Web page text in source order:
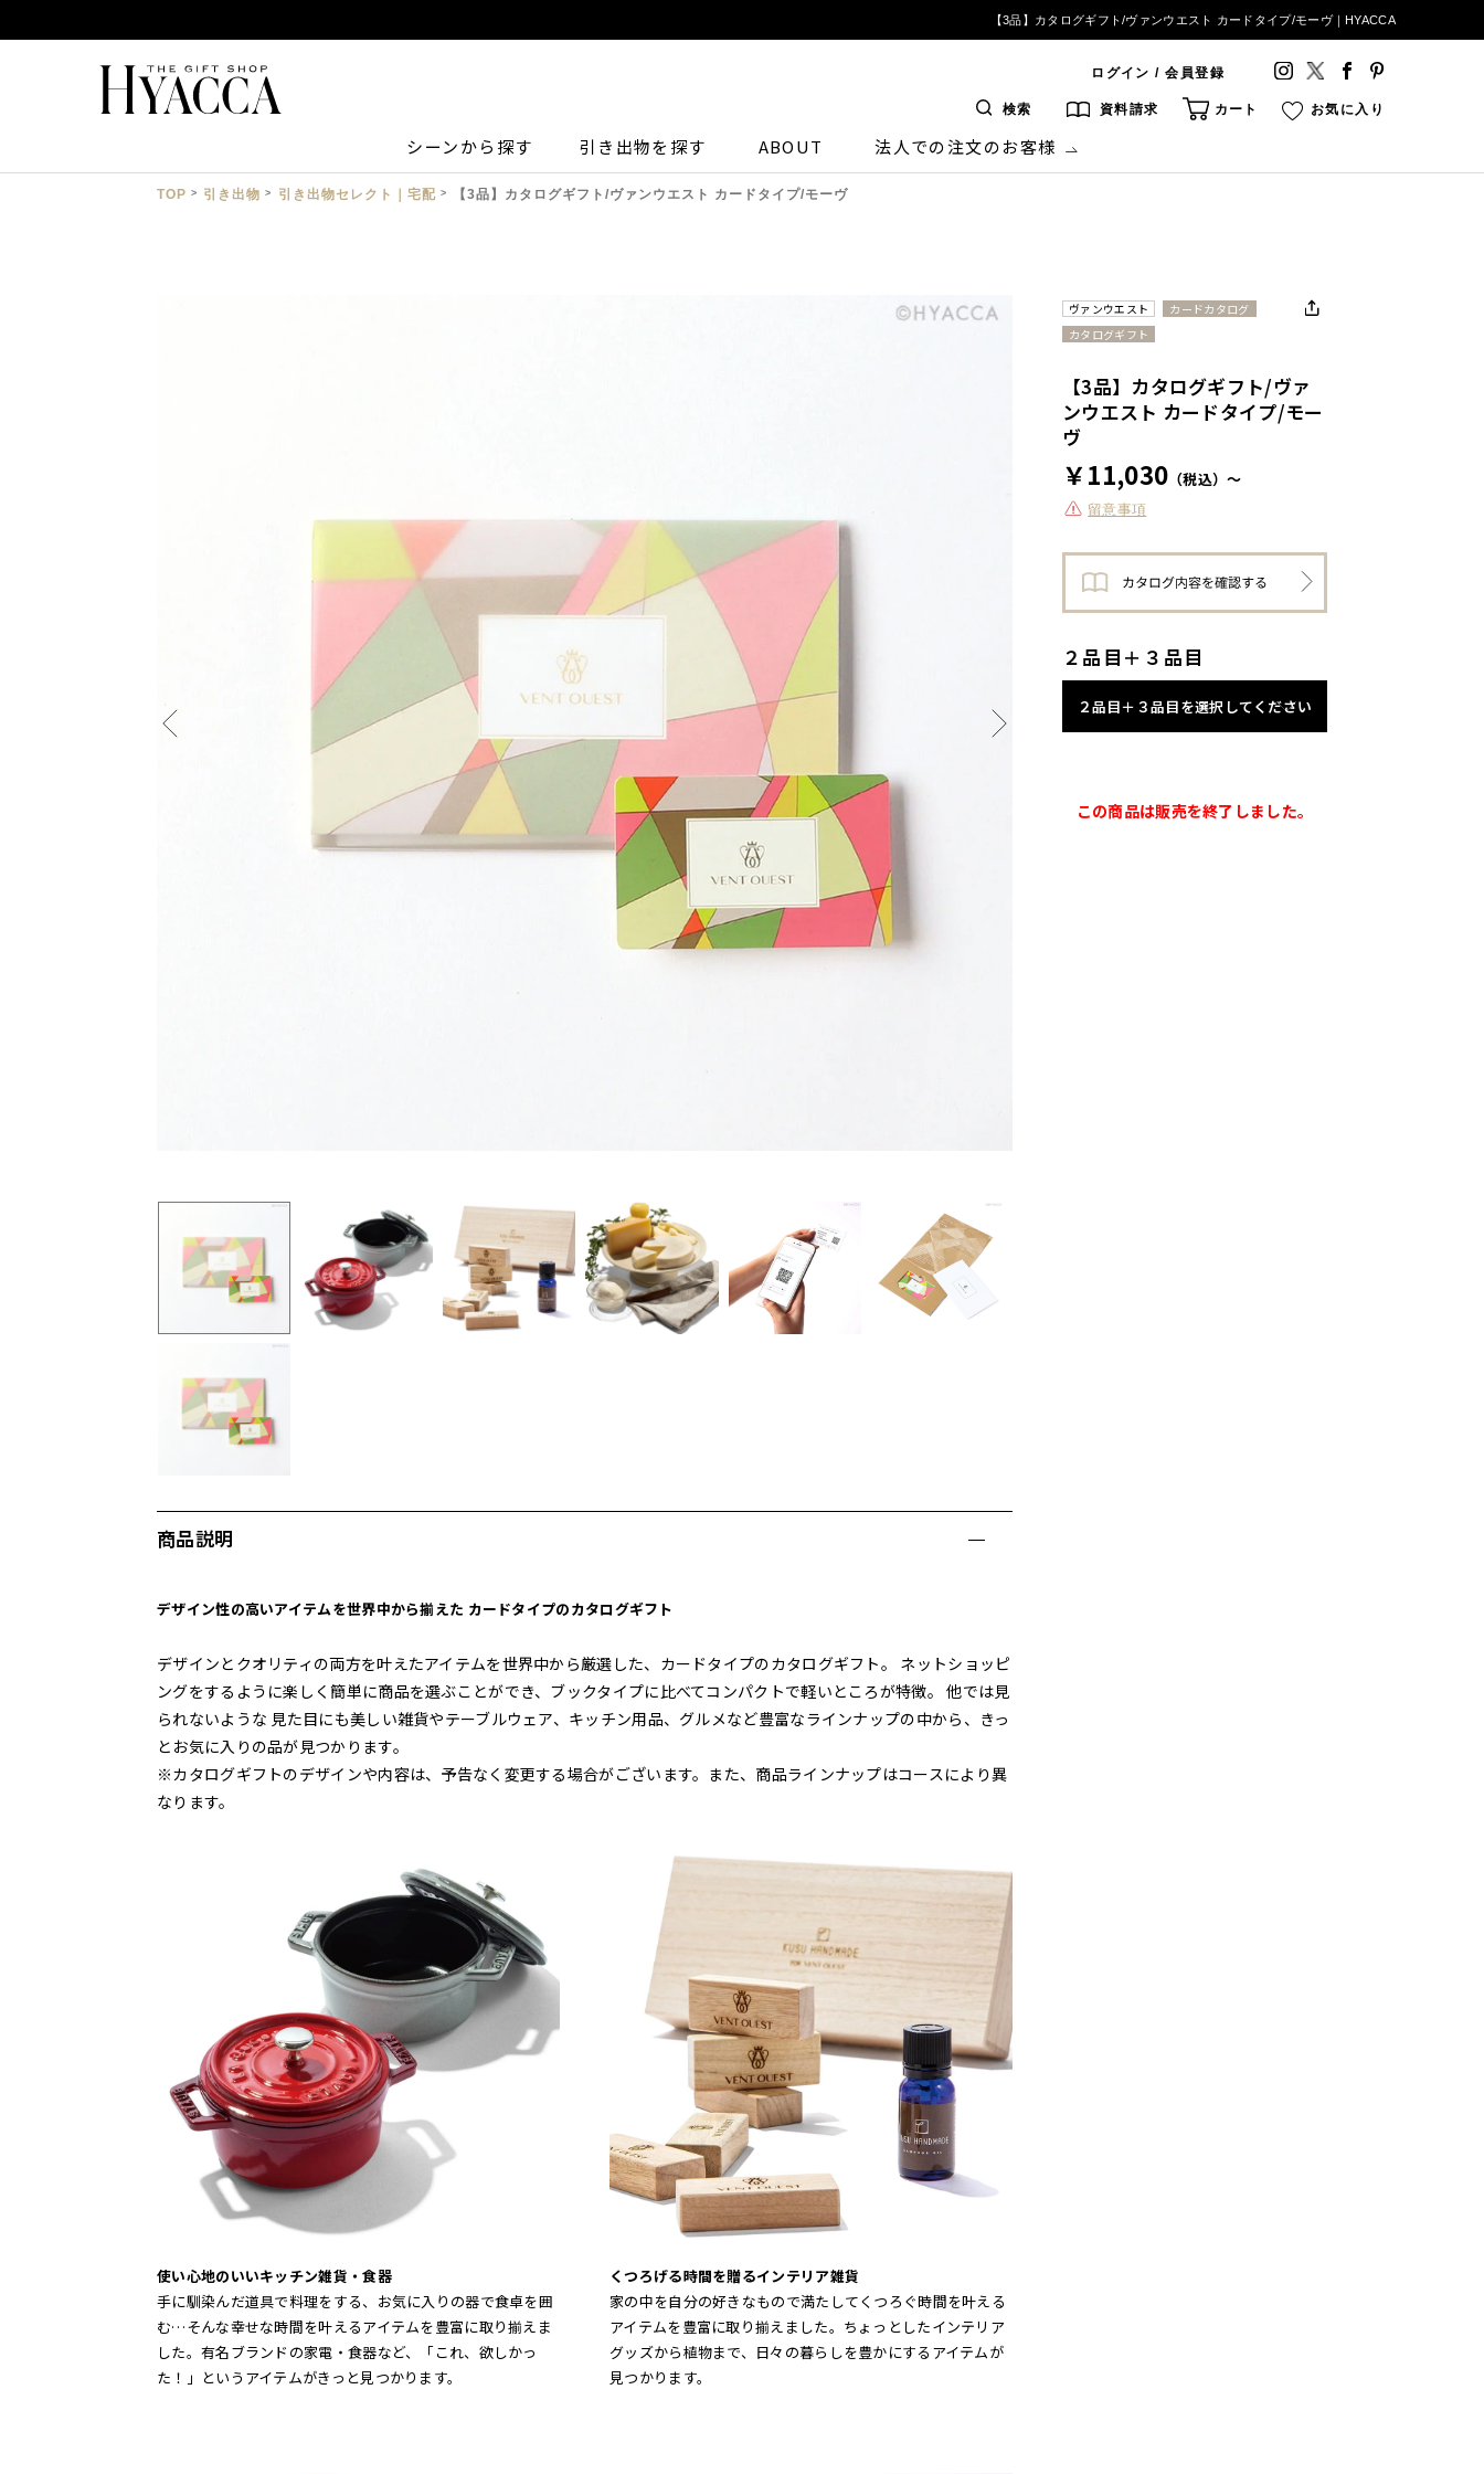
【3品】カタログギフト/ヴァンウエスト カードタイプ/モーヴ｜HYACCA
ログイン / 会員登録
検索 資料請求 カート お気に入り
シーンから探す 引き出物を探す ABOUT 法人での注文のお客様
TOP 引き出物 引き出物セレクト｜宅配 【3品】カタログギフト/ヴァンウエスト カードタイプ/モーヴ
商品説明
デザイン性の高いアイテムを世界中から揃えた カードタイプのカタログギフト
デザインとクオリティの両方を叶えたアイテムを世界中から厳選した、カードタイプのカタログギフト。 ネットショッピ
ングをするように楽しく簡単に商品を選ぶことができ、ブックタイプに比べてコンパクトで軽いところが特徴。 他では見
られないような 見た目にも美しい雑貨やテーブルウェア、キッチン用品、グルメなど豊富なラインナップの中から、きっ
とお気に入りの品が見つかります。
※カタログギフトのデザインや内容は、予告なく変更する場合がございます。また、商品ラインナップはコースにより異
なります。
使い心地のいいキッチン雑貨・食器
手に馴染んだ道具で料理をする、お気に入りの器で食卓を囲
む…そんな幸せな時間を叶えるアイテムを豊富に取り揃えま
した。有名ブランドの家電・食器など、「これ、欲しかっ
た！」というアイテムがきっと見つかります。
くつろげる時間を贈るインテリア雑貨
家の中を自分の好きなもので満たしてくつろぐ時間を叶える
アイテムを豊富に取り揃えました。ちょっとしたインテリア
グッズから植物まで、日々の暮らしを豊かにするアイテムが
見つかります。
ヴァンウエスト
カードカタログ
カタログギフト
【3品】カタログギフト/ヴァ
ンウエスト カードタイプ/モー
ヴ
￥11,030 （税込）～
留意事項
２品目＋３品目
２品目＋３品目を選択してください
この商品は販売を終了しました。